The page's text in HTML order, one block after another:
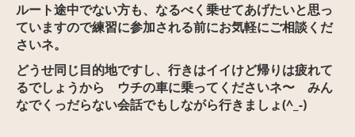
ルート途中でない方も、なるべく乗せてあげたいと思っ
ていますので練習に参加される前にお気軽にご相談くだ
さいネ。
どうせ同じ目的地ですし、行きはイイけど帰りは疲れて
るでしょうから ウチの車に乗ってくださいネ〜 みん
なでくっだらない会話でもしながら行きましょ(^_-)